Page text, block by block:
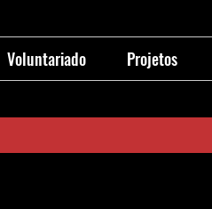
Voluntariado Projetos